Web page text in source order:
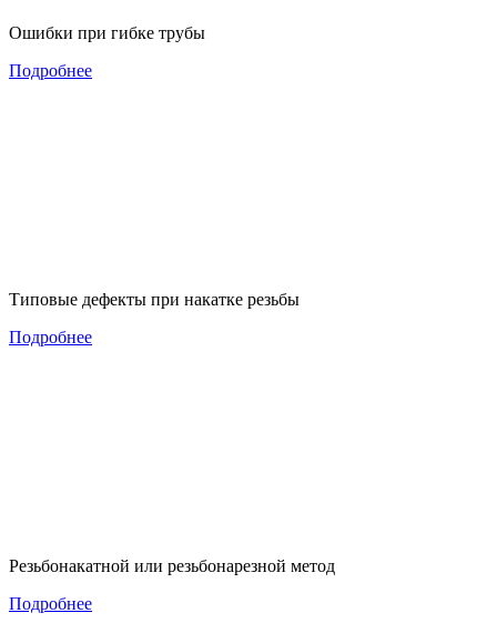
Ошибки при гибке трубы
Подробнее
Типовые дефекты при накатке резьбы
Подробнее
Резьбонакатной или резьбонарезной метод
Подробнее